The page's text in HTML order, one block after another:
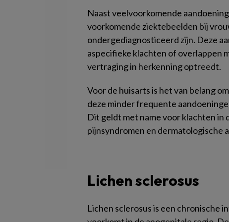
Naast veelvoorkomende
voorkomende ziektebeelden bij
ondergediagnosticeerd zijn. Deze
aspecifieke klachten of overlappen
vertraging in herkenning optreedt.
Voor de huisarts is het van belang
deze minder frequente
Dit geldt met name voor klachten in
pijnsyndromen en dermatologische
Lichen sclerosus
Lichen sclerosus is een chronische